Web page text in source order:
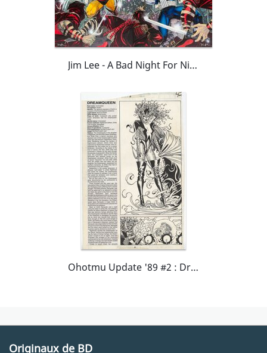
Jim Lee - A Bad Night For Ninjas (Punisher and Wolverine)
Ohotmu Update '89 #2 : Dreamqueen
Originaux de BD